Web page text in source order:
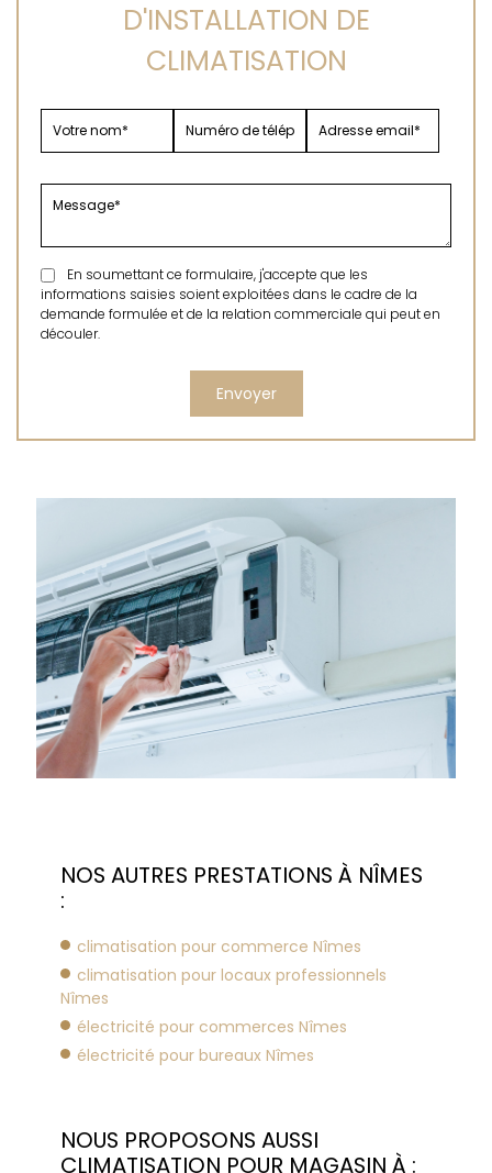
D'INSTALLATION DE
CLIMATISATION
En soumettant ce formulaire, j'accepte que les
informations saisies soient exploitées dans le cadre de la
demande formulée et de la relation commerciale qui peut en
découler.
NOS AUTRES PRESTATIONS À NÎMES
:
climatisation pour commerce Nîmes
climatisation pour locaux professionnels
Nîmes
électricité pour commerces Nîmes
électricité pour bureaux Nîmes
NOUS PROPOSONS AUSSI
CLIMATISATION POUR MAGASIN À :